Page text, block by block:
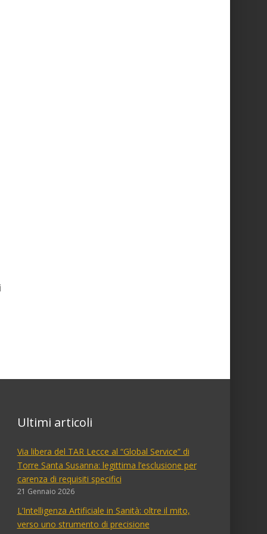
Ultimi articoli
Via libera del TAR Lecce al “Global Service” di
Torre Santa Susanna: legittima l’esclusione per
carenza di requisiti specifici
21 Gennaio 2026
L’Intelligenza Artificiale in Sanità: oltre il mito,
verso uno strumento di precisione